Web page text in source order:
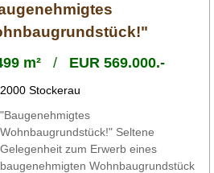
m²/ EUR 569.000.-
2000 Stockerau
"Baugenehmigtes
Wohnbaugrundstück!" Seltene
Gelegenheit zum Erwerb eines
baugenehmigten Wohnbaugrundstück